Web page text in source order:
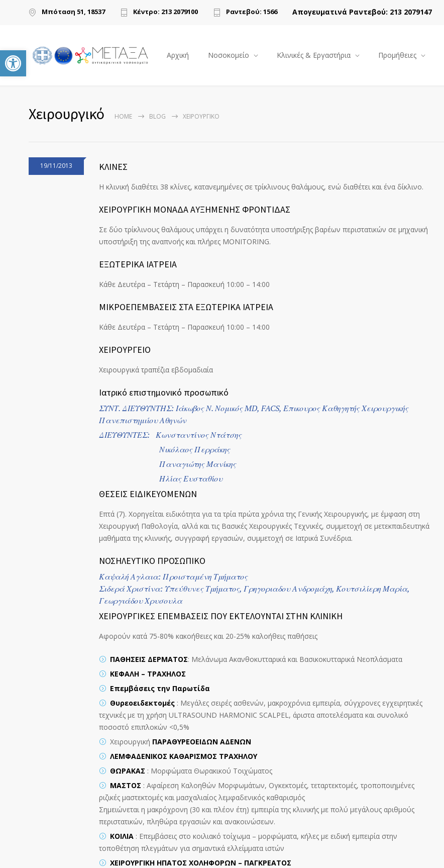
Ανοίξτε τη γραμμή εργαλείων
Μπόταση 51, 18537 Κέντρο: 213 2079100 Ραντεβού: 1566 Απογευματινά Ραντεβού: 213 2079147
Αρχική Νοσοκομείο Κλινικές & Εργαστήρια Προμήθειες
Χειρουργικό HOME BLOG ΧΕΙΡΟΥΡΓΙΚΌ
19/11/2013 ΚΛΙΝΕΣ
Η κλινική διαθέτει 38 κλίνες, κατανεμημένες σε τρίκλινους θαλάμους, ενώ διαθέτει και ένα δίκλινο.
ΧΕΙΡΟΥΡΓΙΚΗ ΜΟΝΑΔΑ ΑΥΞΗΜΕΝΗΣ ΦΡΟΝΤΙΔΑΣ
Σε δύο τρίκλινους θαλάμους υπάρχει η δυνατότητα υποστήριξης βαρέων περιστατικών σε μηχανική
υποστήριξη της αναπνοής και πλήρες MONITORING.
ΕΞΩΤΕΡΙΚΑ ΙΑΤΡΕΙΑ
Κάθε Δευτέρα – Τετάρτη – Παρασκευή 10:00 – 14:00
ΜΙΚΡΟΕΠΕΜΒΑΣΕΙΣ ΣΤΑ ΕΞΩΤΕΡΙΚΑ ΙΑΤΡΕΙΑ
Κάθε Δευτέρα – Τετάρτη – Παρασκευή 10:00 – 14:00
ΧΕΙΡΟΥΡΓΕΙΟ
Χειρουργικά τραπέζια εβδομαδιαία
Ιατρικό επιστημονικό προσωπικό
ΣΥΝΤ. ΔΙΕΥΘΥΝΤΗΣ: Ιάκωβος Ν. Νομικός MD, FACS, Επικουρος Καθηγητής Χειρουργικής
Πανεπιστημιίου Αθηνών
ΔΙΕΥΘΥΝΤΕΣ: Κωνσταντίνος Ντάτσης
Νικόλαος Περράκης
Παναγιώτης Μανίκης
Ηλίας Ευσταθίου
ΘΕΣΕΙΣ ΕΙΔΙΚΕΥΟΜΕΝΩΝ
Επτά (7). Χορηγείται ειδικότητα για τα τρία πρώτα χρόνια της Γενικής Χειρουργικής, με έμφαση στη
Χειρουργική Παθολογία, αλλά και τις Βασικές Χειρουργικές Τεχνικές, συμμετοχή σε μετεκπαιδευτηκά
μαθήματα της κλινικής, συγγραφή εργασιών, συμμετοχή σε Ιατρικά Συνέδρια.
ΝΟΣΗΛΕΥΤΙΚΟ ΠΡΟΣΩΠΙΚΟ
Καψαλή Αγλαια: Προισταμένη Τμήματος
Σιδερά Χριστίνα: Υπεύθυνες Τμήματος, Γρηγοριαδου Ανδρομάχη, Κουτσιλίερη Μαρία,
Γεωργιάδου Χρυσουλα
ΧΕΙΡΟΥΡΓΙΚΕΣ ΕΠΕΜΒΑΣΕΙΣ ΠΟΥ ΕΚΤΕΛΟΥΝΤΑΙ ΣΤΗΝ ΚΛΙΝΙΚΗ
Αφορούν κατά 75-80% κακοήθειες και 20-25% καλοήθεις παθήσεις
ΠΑΘΗΣΕΙΣ ΔΕΡΜΑΤΟΣ: Μελάνωμα Ακανθοκυτταρικά και Βασικοκυτταρικά Νεοπλάσματα
ΚΕΦΑΛΗ – ΤΡΑΧΗΛΟΣ
Επεμβάσεις την Παρωτίδα
Θυρεοειδεκτομές : Μεγάλες σειρές ασθενών, μακροχρόνια εμπειρία, σύγχρονες εγχειρητικές
τεχνικές με τη χρήση ULTRASOUND HARMONIC SCALPEL, άριστα αποτελέσματα και συνολικό
ποσοστό επιπλοκών <0,5%
Χειρουργική ΠΑΡΑΘΥΡΕΟΕΙΔΩΝ ΑΔΕΝΩΝ
ΛΕΜΦΑΔΕΝΙΚΟΣ ΚΑΘΑΡΙΣΜΟΣ ΤΡΑΧΗΛΟΥ
ΘΩΡΑΚΑΣ : Μορφώματα Θωρακικού Τοιχώματος
ΜΑΣΤΟΣ : Αφαίρεση Καλοηθών Μορφωμάτων, Ογκεκτομές, τεταρτεκτομές, τροποποιημένες
ριζικές μαστεκτομές και μασχαλιαίος λεμφαδενικός καθαρισμός
Σημειώνεται η μακρόχρονη (30 και πλέον έτη) εμπειρία της κλινικής με πολύ μεγάλους αριθμούς
περιστατικών, πληθώρα εργασιών και ανακοινώσεων.
ΚΟΙΛΙΑ : Επεμβάσεις στο κοιλιακό τοίχωμα – μορφώματα, κήλες με ειδική εμπειρία στην
τοποθέτηση πλεγμάτων για σημαντικά ελλείμματα ιστών
ΧΕΙΡΟΥΡΓΙΚΗ ΗΠΑΤΟΣ ΧΟΛΗΦΟΡΩΝ – ΠΑΓΚΡΕΑΤΟΣ